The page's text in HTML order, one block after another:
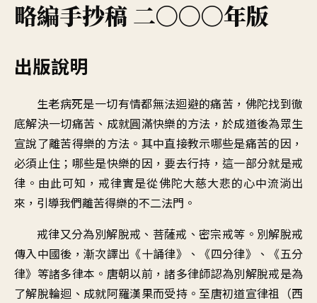
略編手抄稿 二〇〇〇年版
出版說明
生老病死是一切有情都無法迴避的痛苦，佛陀找到徹
底解決一切痛苦、成就圓滿快樂的方法，於成道後為眾生
宣說了離苦得樂的方法。其中直接教示哪些是痛苦的因，
必須止住；哪些是快樂的因，要去行持，這一部分就是戒
律。由此可知，戒律實是從佛陀大慈大悲的心中流淌出
來，引導我們離苦得樂的不二法門。
戒律又分為別解脫戒、菩薩戒、密宗戒等。別解脫戒
傳入中國後，漸次譯出《十誦律》、《四分律》、《五分
律》等諸多律本。唐朝以前，諸多律師認為別解脫戒是為
了解脫輪迴、成就阿羅漢果而受持。至唐初道宣律祖（西